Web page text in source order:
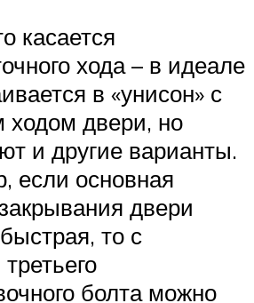
касается
хода – в идеале
в «унисон» с
ходом двери, но
и другие варианты.
если основная
двери
то с
болта можно